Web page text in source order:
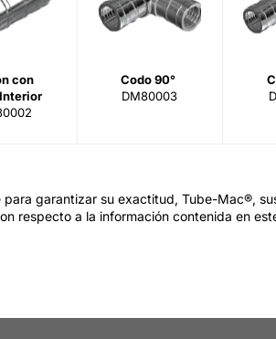
con
Codo 90°
DM80003
garantizar su exactitud, Tube-Mac®,
respecto a la información contenida en